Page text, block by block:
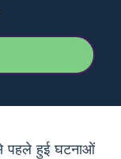
से पहले हुई घटनाओं